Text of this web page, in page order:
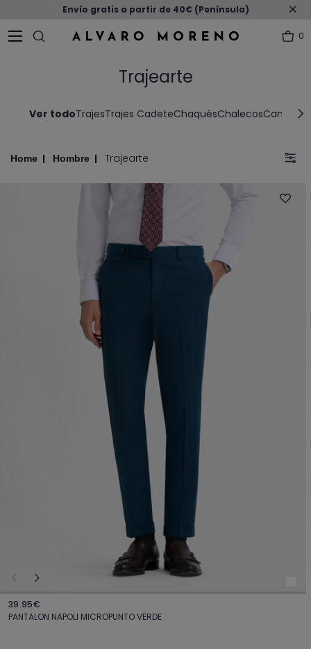
Envío gratis a partir de 40€ (Península)
0
Trajearte
Ver todoTrajesTrajes CadeteChaquésChalecosCamisas
Trajearte
Hombre
Home
39.95€
PANTALON NAPOLI MICROPUNTO VERDE